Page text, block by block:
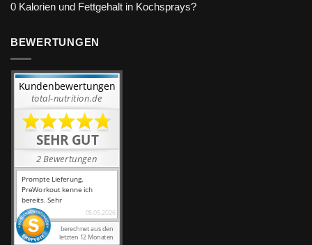
0 Kalorien und Fettgehalt in Kochsprays?
BEWERTUNGEN